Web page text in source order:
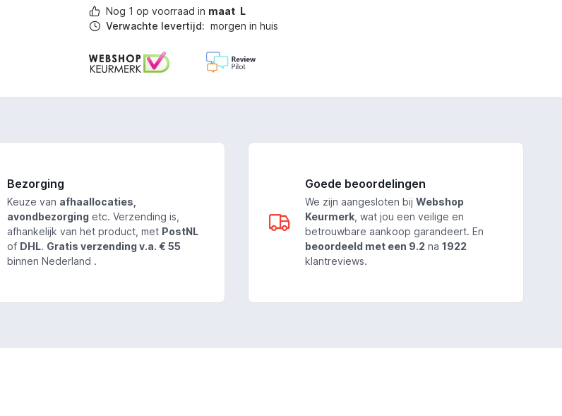
Nog 1 op voorraad in maat L
Verwachte levertijd: morgen in huis
Bezorging
Keuze van afhaallocaties,
avondbezorgingetc. Verzending is,
afhankelijk van het product, met PostNL
of DHL. Gratis verzending v.a. € 55
binnen Nederland .
Goede beoordelingen
We zijn aangesloten bijWebshop
Keurmerk , wat jou een veilige en
betrouwbare aankoop garandeert. En
beoordeeld met een 9.2 na1922
klantreviews.